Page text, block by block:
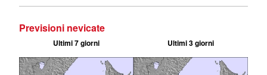
Previsioni nevicate
Ultimi 7 giorni Ultimi 3 giorni